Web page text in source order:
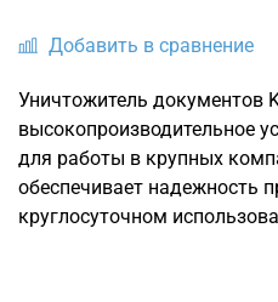
Добавить в сравнение
Уничтожитель документов
высокопроизводительное
для работы в крупных
обеспечивает надежность
круглосуточном